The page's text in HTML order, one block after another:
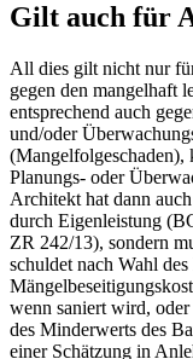
Gilt auch für
All dies gilt nicht nur
gegen den mangelhaft
entsprechend auch
und/oder
(Mangelfolgeschaden),
Planungs- oder
Architekt hat dann
durch Eigenleistung
ZR 242/13), sondern
schuldet nach Wahl
wenn saniert wird,
des Minderwerts des
einer Schätzung in